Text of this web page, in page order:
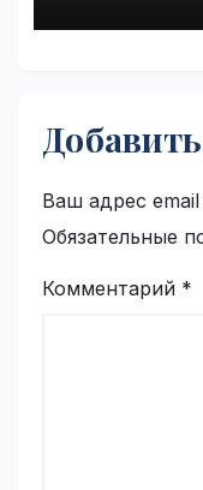
Ваш адрес
Обязательные
Комментарий *